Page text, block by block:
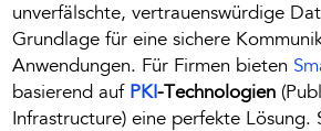
unverfälschte, vertrauenswürdige
Grundlage für eine sichere
Anwendungen. Für Firmen bieten
basierend auf PKI-Technologien
Infrastructure) eine perfekte Lösung.